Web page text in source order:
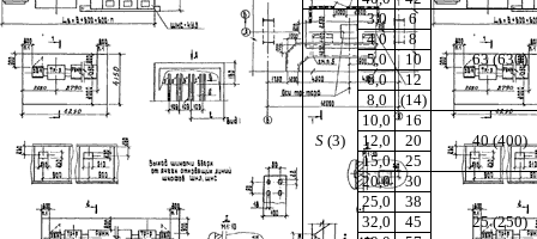
S (3)
3,0 6
63 (630)
4,0
8
5,0
10
6,0
12
8,0
(14)
10,0
16
40 (400)
12,0
20
15,0
25
20,0
30
25 (250)
25,0
38
32,0
45